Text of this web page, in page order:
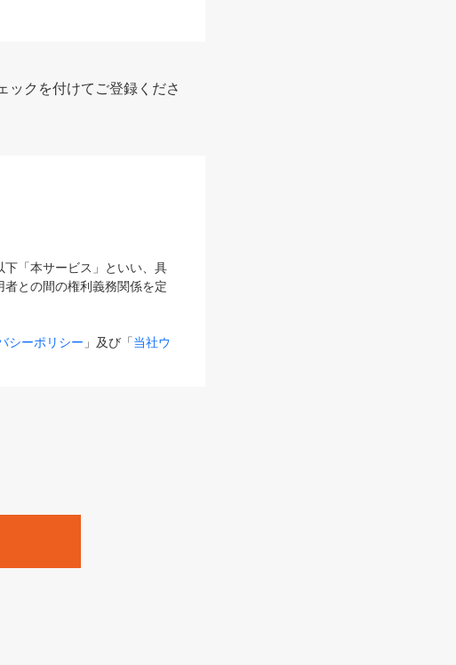
ックを付けてご登録くださ
「本サービス」といい、具
との間の権利義務関係を定
シーポリシー 」及び「当社ウ
合、変更後のサービスを含
います。
「Biz/Zine」「HRzine」